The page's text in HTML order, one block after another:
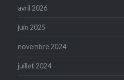
avril 2026
juin 2025
novembre 2024
juillet 2024